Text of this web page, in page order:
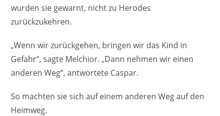
wurden sie gewarnt, nicht zu Herodes
zurückzukehren.
„Wenn wir zurückgehen, bringen wir das Kind in
Gefahr“, sagte Melchior. „Dann nehmen wir einen
anderen Weg“, antwortete Caspar.
So machten sie sich auf einem anderen Weg auf den
Heimweg.